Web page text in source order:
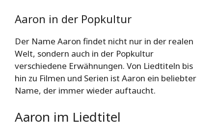
Aaron in der Popkultur
Der Name Aaron findet nicht nur in der realen
Welt, sondern auch in der Popkultur
verschiedene Erwähnungen. Von Liedtiteln bis
hin zu Filmen und Serien ist Aaron ein beliebter
Name, der immer wieder auftaucht.
Aaron im Liedtitel